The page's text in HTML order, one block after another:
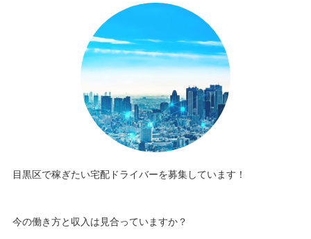
目黒区で稼ぎたい宅配ドライバーを募集しています！
今の働き方と収入は見合っていますか？